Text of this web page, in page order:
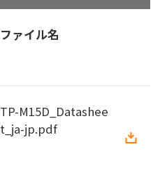
ファイル名
TP-M15D_Datashee
t_ja-jp.pdf